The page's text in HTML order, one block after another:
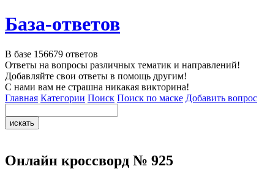
База-ответов
В базе 156679 ответов
Ответы на вопросы различных тематик и направлений!
Добавляйте свои ответы в помощь другим!
С нами вам не страшна никакая викторина!
Главная Категории Поиск Поиск по маске Добавить вопрос
Онлайн кроссворд № 925